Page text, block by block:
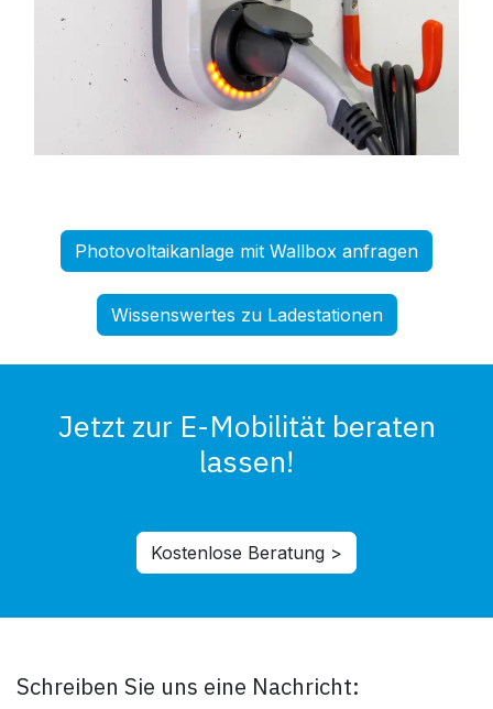
Photovoltaikanlage mit Wallbox anfragen
Wissenswertes zu Ladestationen
Jetzt zur E-Mobilität beraten
lassen!
Kostenlose Beratung >
Schreiben Sie uns eine Nachricht: